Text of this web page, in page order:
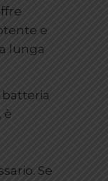
e
lunga
è
Se